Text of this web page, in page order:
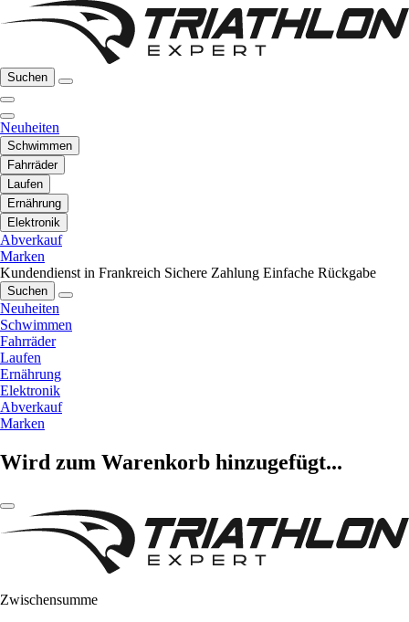
Suchen
Neuheiten
Schwimmen
Fahrräder
Laufen
Ernährung
Elektronik
Abverkauf
Marken
Kundendienst in Frankreich Sichere Zahlung Einfache Rückgabe
Suchen
Neuheiten
Schwimmen
Fahrräder
Laufen
Ernährung
Elektronik
Abverkauf
Marken
Wird zum Warenkorb hinzugefügt...
Zwischensumme